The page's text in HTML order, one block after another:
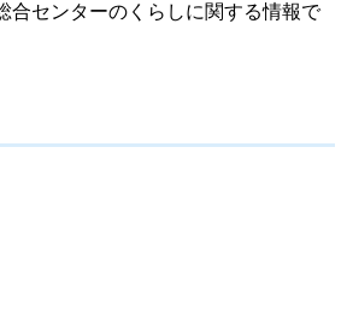
合センターのくらしに関する情報で